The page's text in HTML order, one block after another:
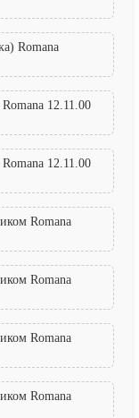
Romana
12.11.00
12.11.00
Romana
Romana
Romana
Romana